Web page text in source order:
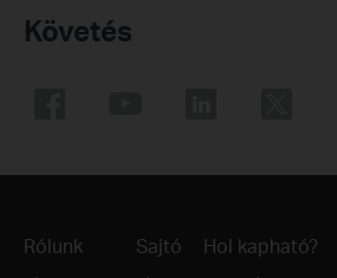
Követés
Rólunk Sajtó Hol kapható?